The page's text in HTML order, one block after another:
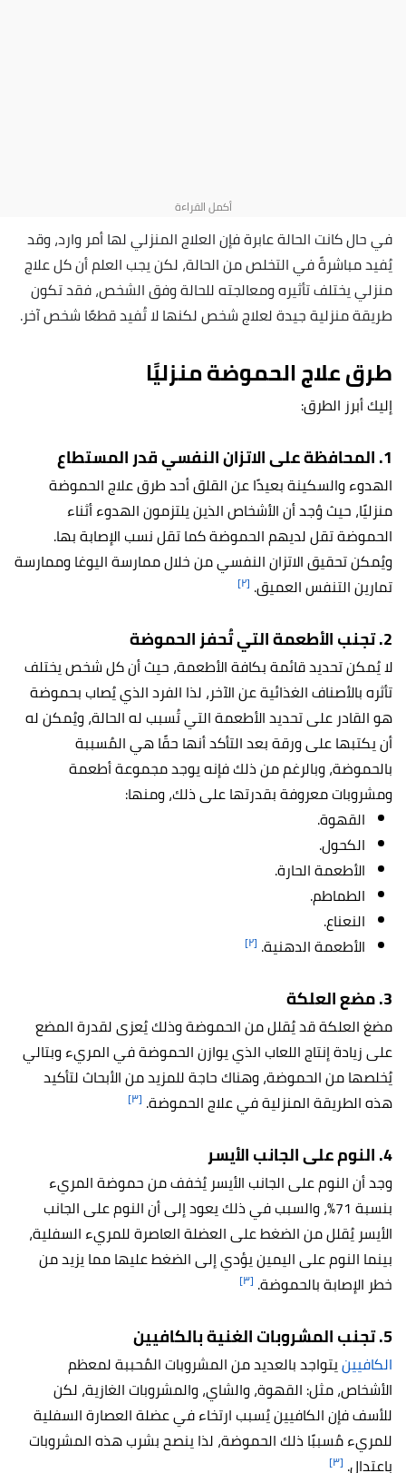
في حال كانت الحالة عابرة فإن العلاج المنزلي لها أمر وارد، وقد
يُفيد مباشرةً في التخلص من الحالة، لكن يجب العلم أن كل علاج
منزلي يختلف تأثيره ومعالجته للحالة وفق الشخص، فقد تكون
طريقة منزلية جيدة لعلاج شخص لكنها لا تُفيد قطعًا شخص آخر.
طرق علاج الحموضة منزليًا
إليك أبرز الطرق:
1. المحافظة على الاتزان النفسي قدر المستطاع
الهدوء والسكينة بعيدًا عن القلق أحد طرق علاج الحموضة
منزليًا، حيث وُجد أن الأشخاص الذين يلتزمون الهدوء أثناء
الحموضة تقل لديهم الحموضة كما تقل نسب الإصابة بها.
ويُمكن تحقيق الاتزان النفسي من خلال ممارسة اليوغا وممارسة
تمارين التنفس العميق. [٢]
2. تجنب الأطعمة التي تُحفز الحموضة
لا يُمكن تحديد قائمة بكافة الأطعمة، حيث أن كل شخص يختلف
تأثره بالأصناف الغذائية عن الآخر، لذا الفرد الذي يُصاب بحموضة
هو القادر على تحديد الأطعمة التي تُسبب له الحالة، ويُمكن له
أن يكتبها على ورقة بعد التأكد أنها حقًا هي المُسببة
بالحموضة، وبالرغم من ذلك فإنه يوجد مجموعة أطعمة
ومشروبات معروفة بقدرتها على ذلك، ومنها:
القهوة.
الكحول.
الأطعمة الحارة.
الطماطم.
النعناع.
الأطعمة الدهنية. [٢]
3. مضع العلكة
مضغ العلكة قد يُقلل من الحموضة وذلك يُعزى لقدرة المضع
على زيادة إنتاج اللعاب الذي يوازن الحموضة في المريء وبتالي
يُخلصها من الحموضة، وهناك حاجة للمزيد من الأبحاث لتأكيد
هذه الطريقة المنزلية في علاج الحموضة. [٣]
4. النوم على الجانب الأيسر
وجد أن النوم على الجانب الأيسر يُخفف من حموضة المريء
بنسبة 71%، والسبب في ذلك يعود إلى أن النوم على الجانب
الأيسر يُقلل من الضغط على العضلة العاصرة للمريء السفلية،
بينما النوم على اليمين يؤدي إلى الضغط عليها مما يزيد من
خطر الإصابة بالحموضة. [٣]
5. تجنب المشروبات الغنية بالكافيين
الكافيينيتواجد بالعديد من المشروبات المُحببة لمعظم
الأشخاص، مثل: القهوة، والشاي، والمشروبات الغازية، لكن
للأسف فإن الكافيين يُسبب ارتخاء في عضلة العصارة السفلية
للمريء مُسببًا ذلك الحموضة، لذا ينصح بشرب هذه المشروبات
باعتدال. [٣]